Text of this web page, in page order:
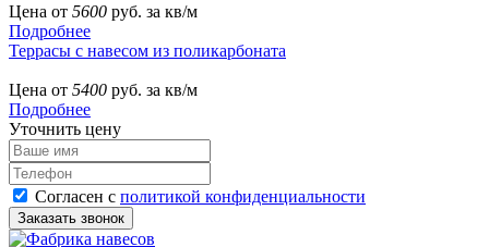
Цена от 5600 руб. за кв/м
Подробнее
Террасы с навесом из поликарбоната
Цена от 5400 руб. за кв/м
Подробнее
Уточнить цену
Согласен с политикой конфиденциальности